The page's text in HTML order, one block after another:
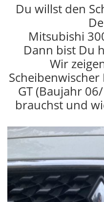
Du willst den
Mitsubishi
Dann bist Du
Wir
GT (Baujahr
brauchst und